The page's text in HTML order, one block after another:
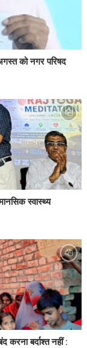
को नगर परिषद
स्वास्थ्य
करना बर्दाश्त नहीं :